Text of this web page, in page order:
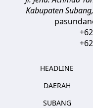
Kabupaten
HEADLINE
DAERAH
SUBANG